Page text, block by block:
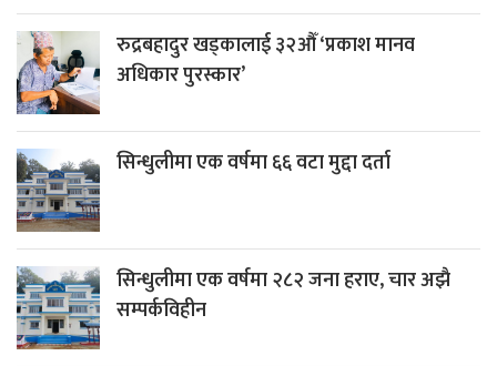
रुद्रबहादुर खड्कालाई ३२औँ ‘प्रकाश मानव
अधिकार पुरस्कार’
सिन्धुलीमा एक वर्षमा ६६ वटा मुद्दा दर्ता
सिन्धुलीमा एक वर्षमा २८२ जना हराए, चार अझै
सम्पर्कविहीन